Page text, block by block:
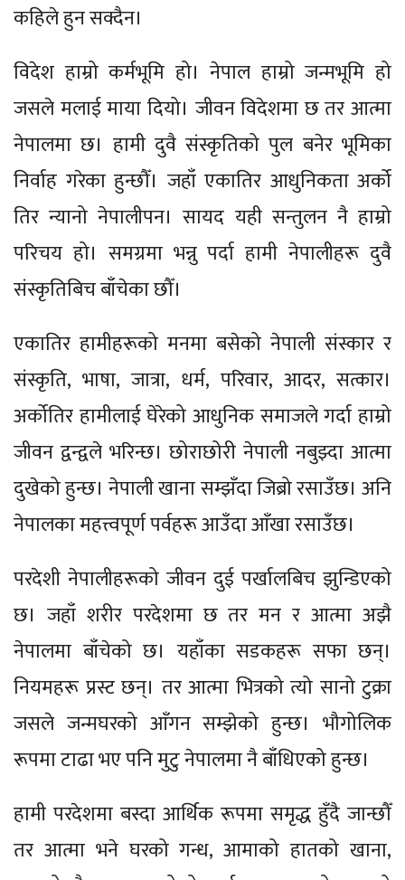
कहिले हुन सक्दैन।
विदेश हाम्रो कर्मभूमि हो। नेपाल हाम्रो जन्मभूमि हो
जसले मलाई माया दियो। जीवन विदेशमा छ तर आत्मा
नेपालमा छ। हामी दुवै संस्कृतिको पुल बनेर भूमिका
निर्वाह गरेका हुन्छौँ। जहाँ एकातिर आधुनिकता अर्को
तिर न्यानो नेपालीपन। सायद यही सन्तुलन नै हाम्रो
परिचय हो। समग्रमा भन्नु पर्दा हामी नेपालीहरू दुवै
संस्कृतिबिच बाँचेका छौँ।
एकातिर हामीहरूको मनमा बसेको नेपाली संस्कार र
संस्कृति, भाषा, जात्रा, धर्म, परिवार, आदर, सत्कार।
अर्कोतिर हामीलाई घेरेको आधुनिक समाजले गर्दा हाम्रो
जीवन द्वन्द्वले भरिन्छ। छोराछोरी नेपाली नबुझ्दा आत्मा
दुखेको हुन्छ। नेपाली खाना सम्झँदा जिब्रो रसाउँछ। अनि
नेपालका महत्त्वपूर्ण पर्वहरू आउँदा आँखा रसाउँछ।
परदेशी नेपालीहरूको जीवन दुई पर्खालबिच झुन्डिएको
छ। जहाँ शरीर परदेशमा छ तर मन र आत्मा अझै
नेपालमा बाँचेको छ। यहाँका सडकहरू सफा छन्।
नियमहरू प्रस्ट छन्। तर आत्मा भित्रको त्यो सानो टुक्रा
जसले जन्मघरको आँगन सम्झेको हुन्छ। भौगोलिक
रूपमा टाढा भए पनि मुटु नेपालमा नै बाँधिएको हुन्छ।
हामी परदेशमा बस्दा आर्थिक रूपमा समृद्ध हुँदै जान्छौँ
तर आत्मा भने घरको गन्ध, आमाको हातको खाना,